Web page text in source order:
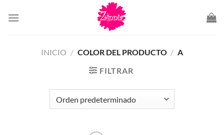
INICIO / COLOR DEL PRODUCTO / A
FILTRAR